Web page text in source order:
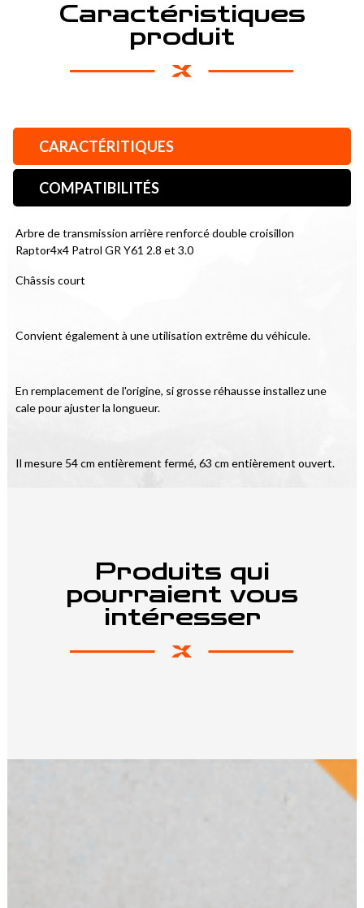
Caractéristiques
produit
CARACTÉRITIQUES
COMPATIBILITÉS
Arbre de transmission arrière renforcé double croisillon
Raptor4x4 Patrol GR Y61 2.8 et 3.0
Châssis court
Convient également à une utilisation extrême du véhicule.
En remplacement de l'origine, si grosse réhausse installez une
cale pour ajuster la longueur.
Il mesure 54 cm entièrement fermé, 63 cm entièrement ouvert.
Produits qui
pourraient vous
intéresser